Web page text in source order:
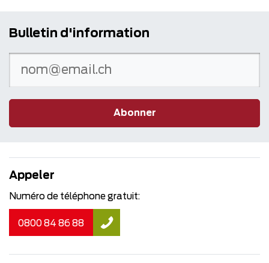
Bulletin d'information
Abonner
Appeler
Numéro de téléphone gratuit:
0800 84 86 88